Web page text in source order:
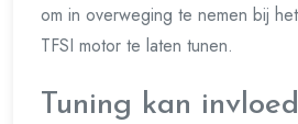
om in overweging te nemen bij
TFSI motor te laten tunen.
Tuning kan